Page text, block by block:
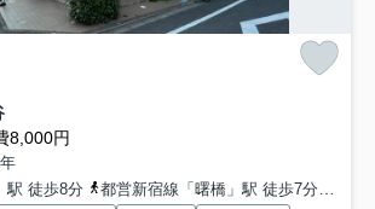
8,000円
駅 徒歩8分
都営新宿線「曙橋」駅 徒歩7分